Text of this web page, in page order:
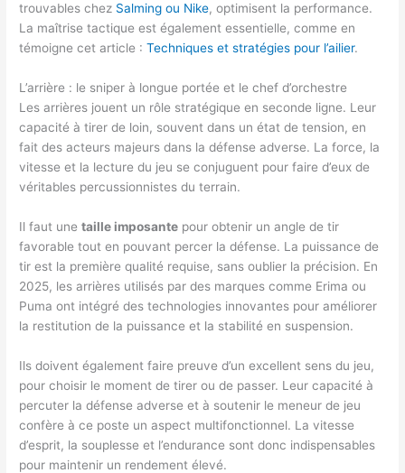
trouvables chez Salming ou Nike, optimisent la performance.
La maîtrise tactique est également essentielle, comme en
témoigne cet article :Techniques et stratégies pour l’ailier.
L’arrière : le sniper à longue portée et le chef d’orchestre
Les arrières jouent un rôle stratégique en seconde ligne. Leur
capacité à tirer de loin, souvent dans un état de tension, en
fait des acteurs majeurs dans la défense adverse. La force, la
vitesse et la lecture du jeu se conjuguent pour faire d’eux de
véritables percussionnistes du terrain.
Il faut unetaille imposante pour obtenir un angle de tir
favorable tout en pouvant percer la défense. La puissance de
tir est la première qualité requise, sans oublier la précision. En
2025, les arrières utilisés par des marques comme Erima ou
Puma ont intégré des technologies innovantes pour améliorer
la restitution de la puissance et la stabilité en suspension.
Ils doivent également faire preuve d’un excellent sens du jeu,
pour choisir le moment de tirer ou de passer. Leur capacité à
percuter la défense adverse et à soutenir le meneur de jeu
confère à ce poste un aspect multifonctionnel. La vitesse
d’esprit, la souplesse et l’endurance sont donc indispensables
pour maintenir un rendement élevé.